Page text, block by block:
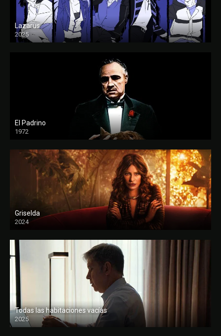
Lazarus
2025
El Padrino
1972
FULL HD
Griselda
2024
Todas las habitaciones vacías
2025
FULL HD